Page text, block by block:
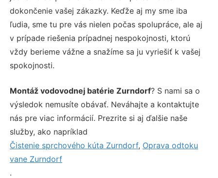
dokončenie vašej zákazky. Keďže aj my sme iba
ľudia, sme tu pre vás nielen počas spolupráce, ale aj
v prípade riešenia prípadnej nespokojnosti, ktorú
vždy berieme vážne a snažíme sa ju vyriešiť k vašej
spokojnosti.
Montáž vodovodnej batérie Zurndorf? S nami sa o
výsledok nemusíte obávať. Neváhajte a kontaktujte
nás pre viac informácií. Prezrite si aj ďalšie naše
služby, ako napríklad
Čistenie sprchového kúta Zurndorf, Oprava odtoku
vane Zurndorf
.